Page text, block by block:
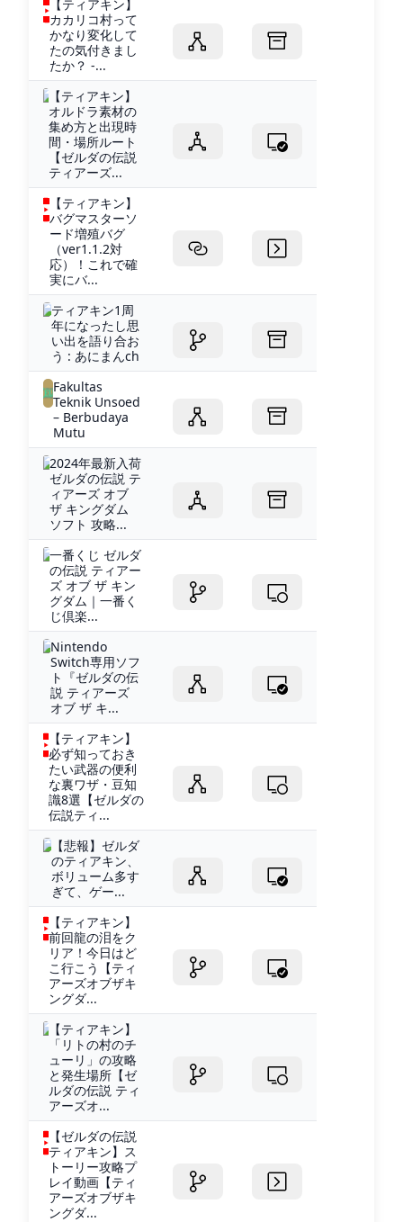
【ティアキン】
カカリコ村って
かなり変化して
たの気付きまし
たか？ -...
【ティアキン】
オルドラ素材の
集め方と出現時
間・場所ルート
【ゼルダの伝説
ティアーズ...
【ティアキン】
バグマスターソ
ード増殖バグ
（ver1.1.2対
応）！これで確
実にバ...
ティアキン1周
年になったし思
い出を語り合お
う : あにまんch
Fakultas
Teknik Unsoed
– Berbudaya
Mutu
2024年最新入荷
ゼルダの伝説 テ
ィアーズ オブ
ザ キングダム
ソフト 攻略...
一番くじ ゼルダ
の伝説 ティアー
ズ オブ ザ キン
グダム｜一番く
じ倶楽...
Nintendo
Switch専用ソフ
ト『ゼルダの伝
説 ティアーズ
オブ ザ キ...
【ティアキン】
必ず知っておき
たい武器の便利
な裏ワザ・豆知
識8選【ゼルダの
伝説ティ...
【悲報】ゼルダ
のティアキン、
ボリューム多す
ぎて、ゲー...
【ティアキン】
前回龍の泪をク
リア！今日はど
こ行こう【ティ
アーズオブザキ
ングダ...
【ティアキン】
「リトの村のチ
ューリ」の攻略
と発生場所【ゼ
ルダの伝説 ティ
アーズオ...
【ゼルダの伝説
ティアキン】ス
トーリー攻略プ
レイ動画【ティ
アーズオブザキ
ングダ...